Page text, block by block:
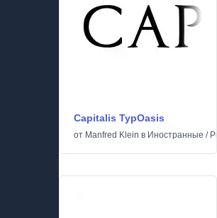
Capitalis TypOasis
от Manfred Klein в Иностранные /